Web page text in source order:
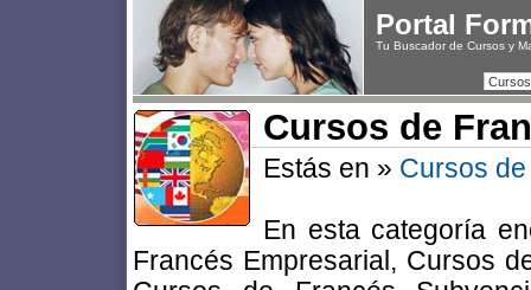
Portal
Tu Buscador de Cursos y
Cursos de
Estás en » Cursos
En esta categoría
Francés Empresarial, Cursos